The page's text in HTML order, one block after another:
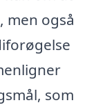
også
som